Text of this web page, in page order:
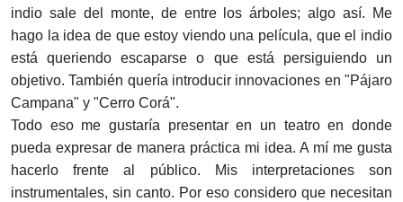
indio sale del monte, de entre los árboles; algo así. Me
hago la idea de que estoy viendo una película, que el indio
está queriendo escaparse o que está persiguiendo un
objetivo. También quería introducir innovaciones en "Pájaro
Campana" y "Cerro Corá".
Todo eso me gustaría presentar en un teatro en donde
pueda expresar de manera práctica mi idea. A mí me gusta
hacerlo frente al público. Mis interpretaciones son
instrumentales, sin canto. Por eso considero que necesitan